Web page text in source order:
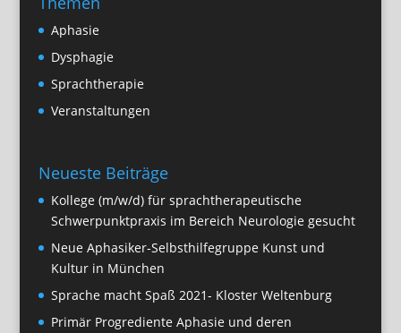
Aphasie
Dysphagie
Sprachtherapie
Veranstaltungen
Neueste Beiträge
Kollege (m/w/d) für sprachtherapeutische
Schwerpunktpraxis im Bereich Neurologie gesucht
Neue Aphasiker-Selbsthilfegruppe Kunst und
Kultur in München
Sprache macht Spaß 2021- Kloster Weltenburg
Primär Progrediente Aphasie und deren